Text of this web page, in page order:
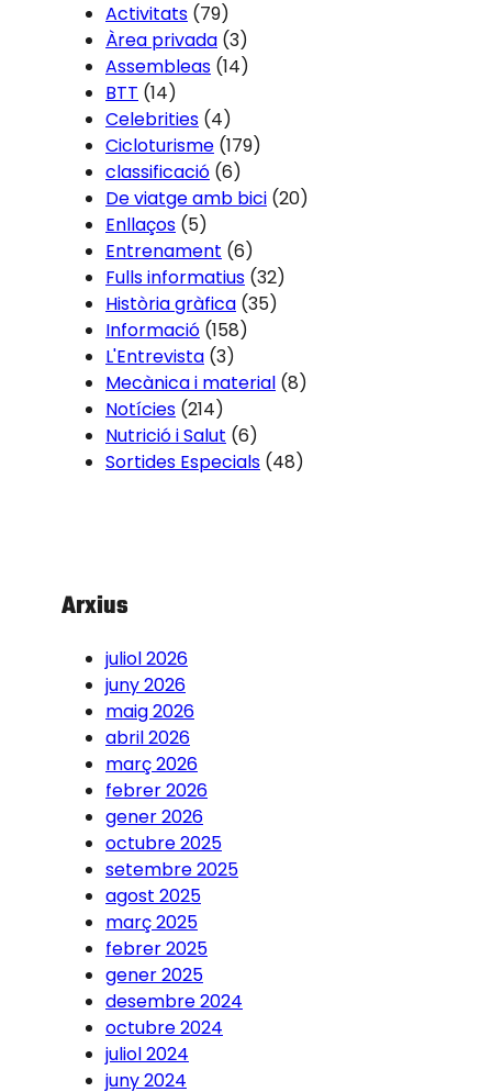
Activitats (79)
Àrea privada (3)
Assembleas (14)
BTT (14)
Celebrities (4)
Cicloturisme (179)
classificació (6)
De viatge amb bici (20)
Enllaços (5)
Entrenament (6)
Fulls informatius (32)
Història gràfica (35)
Informació (158)
L'Entrevista (3)
Mecànica i material (8)
Notícies (214)
Nutrició i Salut (6)
Sortides Especials (48)
Arxius
juliol 2026
juny 2026
maig 2026
abril 2026
març 2026
febrer 2026
gener 2026
octubre 2025
setembre 2025
agost 2025
març 2025
febrer 2025
gener 2025
desembre 2024
octubre 2024
juliol 2024
juny 2024